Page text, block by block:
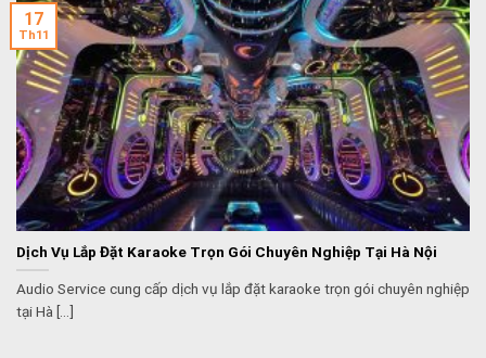
Dịch Vụ Lắp Đặt Karaoke Trọn Gói Chuyên Nghiệp Tại Hà Nội
Audio Service cung cấp dịch vụ lắp đặt karaoke trọn gói chuyên nghiệp
tại Hà [...]
17
Th11